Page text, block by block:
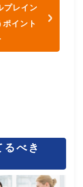
プレイン
イント
べき